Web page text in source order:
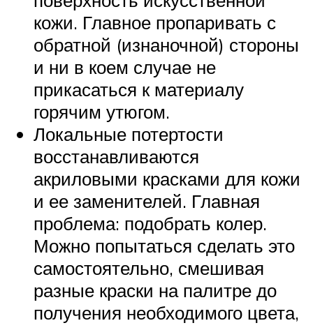
кожи. Главное пропаривать с
обратной (изнаночной) стороны
и ни в коем случае не
прикасаться к материалу
горячим утюгом.
Локальные потертости
восстанавливаются
акриловыми красками для кожи
и ее заменителей. Главная
проблема: подобрать колер.
Можно попытаться сделать это
самостоятельно, смешивая
разные краски на палитре до
получения необходимого цвета,